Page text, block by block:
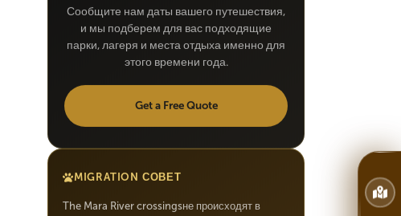
Сообщите нам даты вашего путешествия,
и мы подберем для вас подходящие
парки, лагеря и места отдыха именно для
этого времени года.
Get a Free Quote
MIGRATION СОВЕТ
The Mara River crossingsне происходят в